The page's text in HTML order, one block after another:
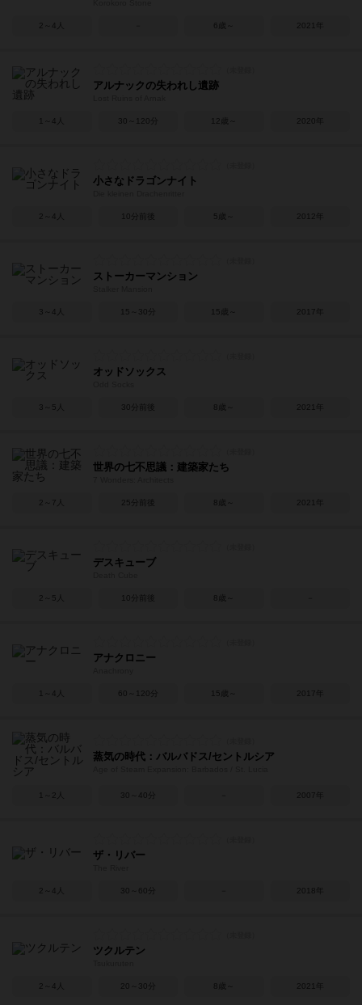
2～4人 6歳～ 2021年
アルナックの失われし遺跡
1～4人 30～120分 12歳～ 2020年
小さなドラゴンナイト
2～4人 10分前後 5歳～ 2012年
ストーカーマンション
3～4人 15～30分 15歳～ 2017年
オッドソックス
3～5人 30分前後 8歳～ 2021年
世界の七不思議：建築家たち
2～7人 25分前後 8歳～ 2021年
デスキューブ
2～5人 10分前後 8歳～
アナクロニー
1～4人 60～120分 15歳～ 2017年
蒸気の時代：バルバドス/セントルシア
1～2人 30～40分 2007年
ザ・リバー
2～4人 30～60分 2018年
ツクルテン
2～4人 20～30分 8歳～ 2021年